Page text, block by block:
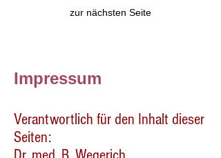
zur nächsten Seite
Impressum
Verantwortlich für den Inhalt dieser
Seiten: